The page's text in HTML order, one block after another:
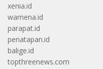
xenia.id
wamena.id
parapat.id
penatapan.id
balige.id
topthreenews.com